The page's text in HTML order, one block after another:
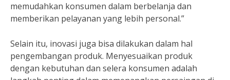
memudahkan konsumen dalam berbelanja dan
memberikan pelayanan yang lebih personal.”
Selain itu, inovasi juga bisa dilakukan dalam hal
pengembangan produk. Menyesuaikan produk
dengan kebutuhan dan selera konsumen adalah